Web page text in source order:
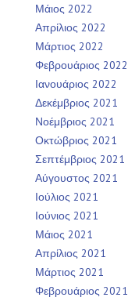
Μάιος 2022
Απρίλιος 2022
Μάρτιος 2022
Φεβρουάριος 2022
Ιανουάριος 2022
Δεκέμβριος 2021
Νοέμβριος 2021
Οκτώβριος 2021
Σεπτέμβριος 2021
Αύγουστος 2021
Ιούλιος 2021
Ιούνιος 2021
Μάιος 2021
Απρίλιος 2021
Μάρτιος 2021
Φεβρουάριος 2021